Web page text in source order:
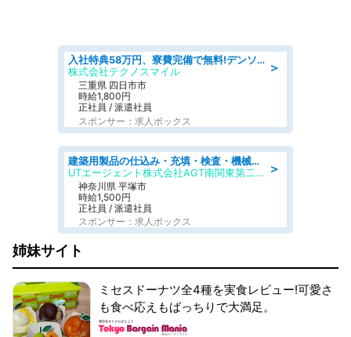
＞
入社特典58万円、寮費完備で無料!デンソーで働こう!自動車工場で小型部品の検査業務 denso aichi
株式会社テクノスマイル
三重県 四日市市
時給1,800円
正社員 / 派遣社員
スポンサー：求人ボックス
＞
建築用製品の仕込み・充填・検査・機械操作/寮完備/日払い/工場・製造
UTエージェント株式会社AGT南関東第二CU
神奈川県 平塚市
時給1,500円
正社員 / 派遣社員
スポンサー：求人ボックス
姉妹サイト
ミセスドーナツ全4種を実食レビュー!可愛さ
も食べ応えもばっちりで大満足。